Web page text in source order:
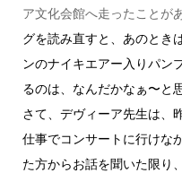
ア文化会館へ走ったことが
グを読み直すと、あのとき
ンのナイキエアー入りパン
るのは、なんだかなぁ〜と
さて、デヴィーア先生は、
仕事でコンサートに行けな
た方からお話を聞いた限り